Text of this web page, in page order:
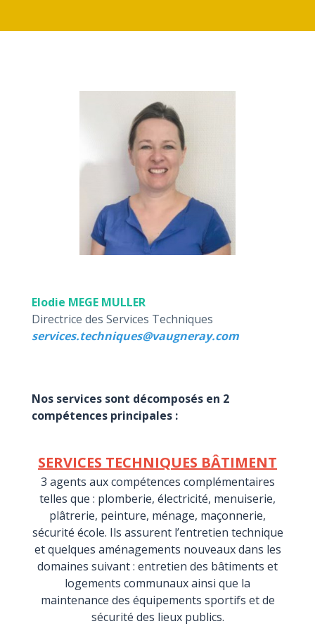
Elodie MEGE MULLER
Directrice des Services Techniques
services.techniques@vaugneray.com
Nos services sont décomposés en 2
compétences principales :
SERVICES TECHNIQUES BÂTIMENT
3 agents aux compétences complémentaires
telles que : plomberie, électricité, menuiserie,
plâtrerie, peinture, ménage, maçonnerie,
sécurité école. Ils assurent l’entretien technique
et quelques aménagements nouveaux dans les
domaines suivant : entretien des bâtiments et
logements communaux ainsi que la
maintenance des équipements sportifs et de
sécurité des lieux publics.